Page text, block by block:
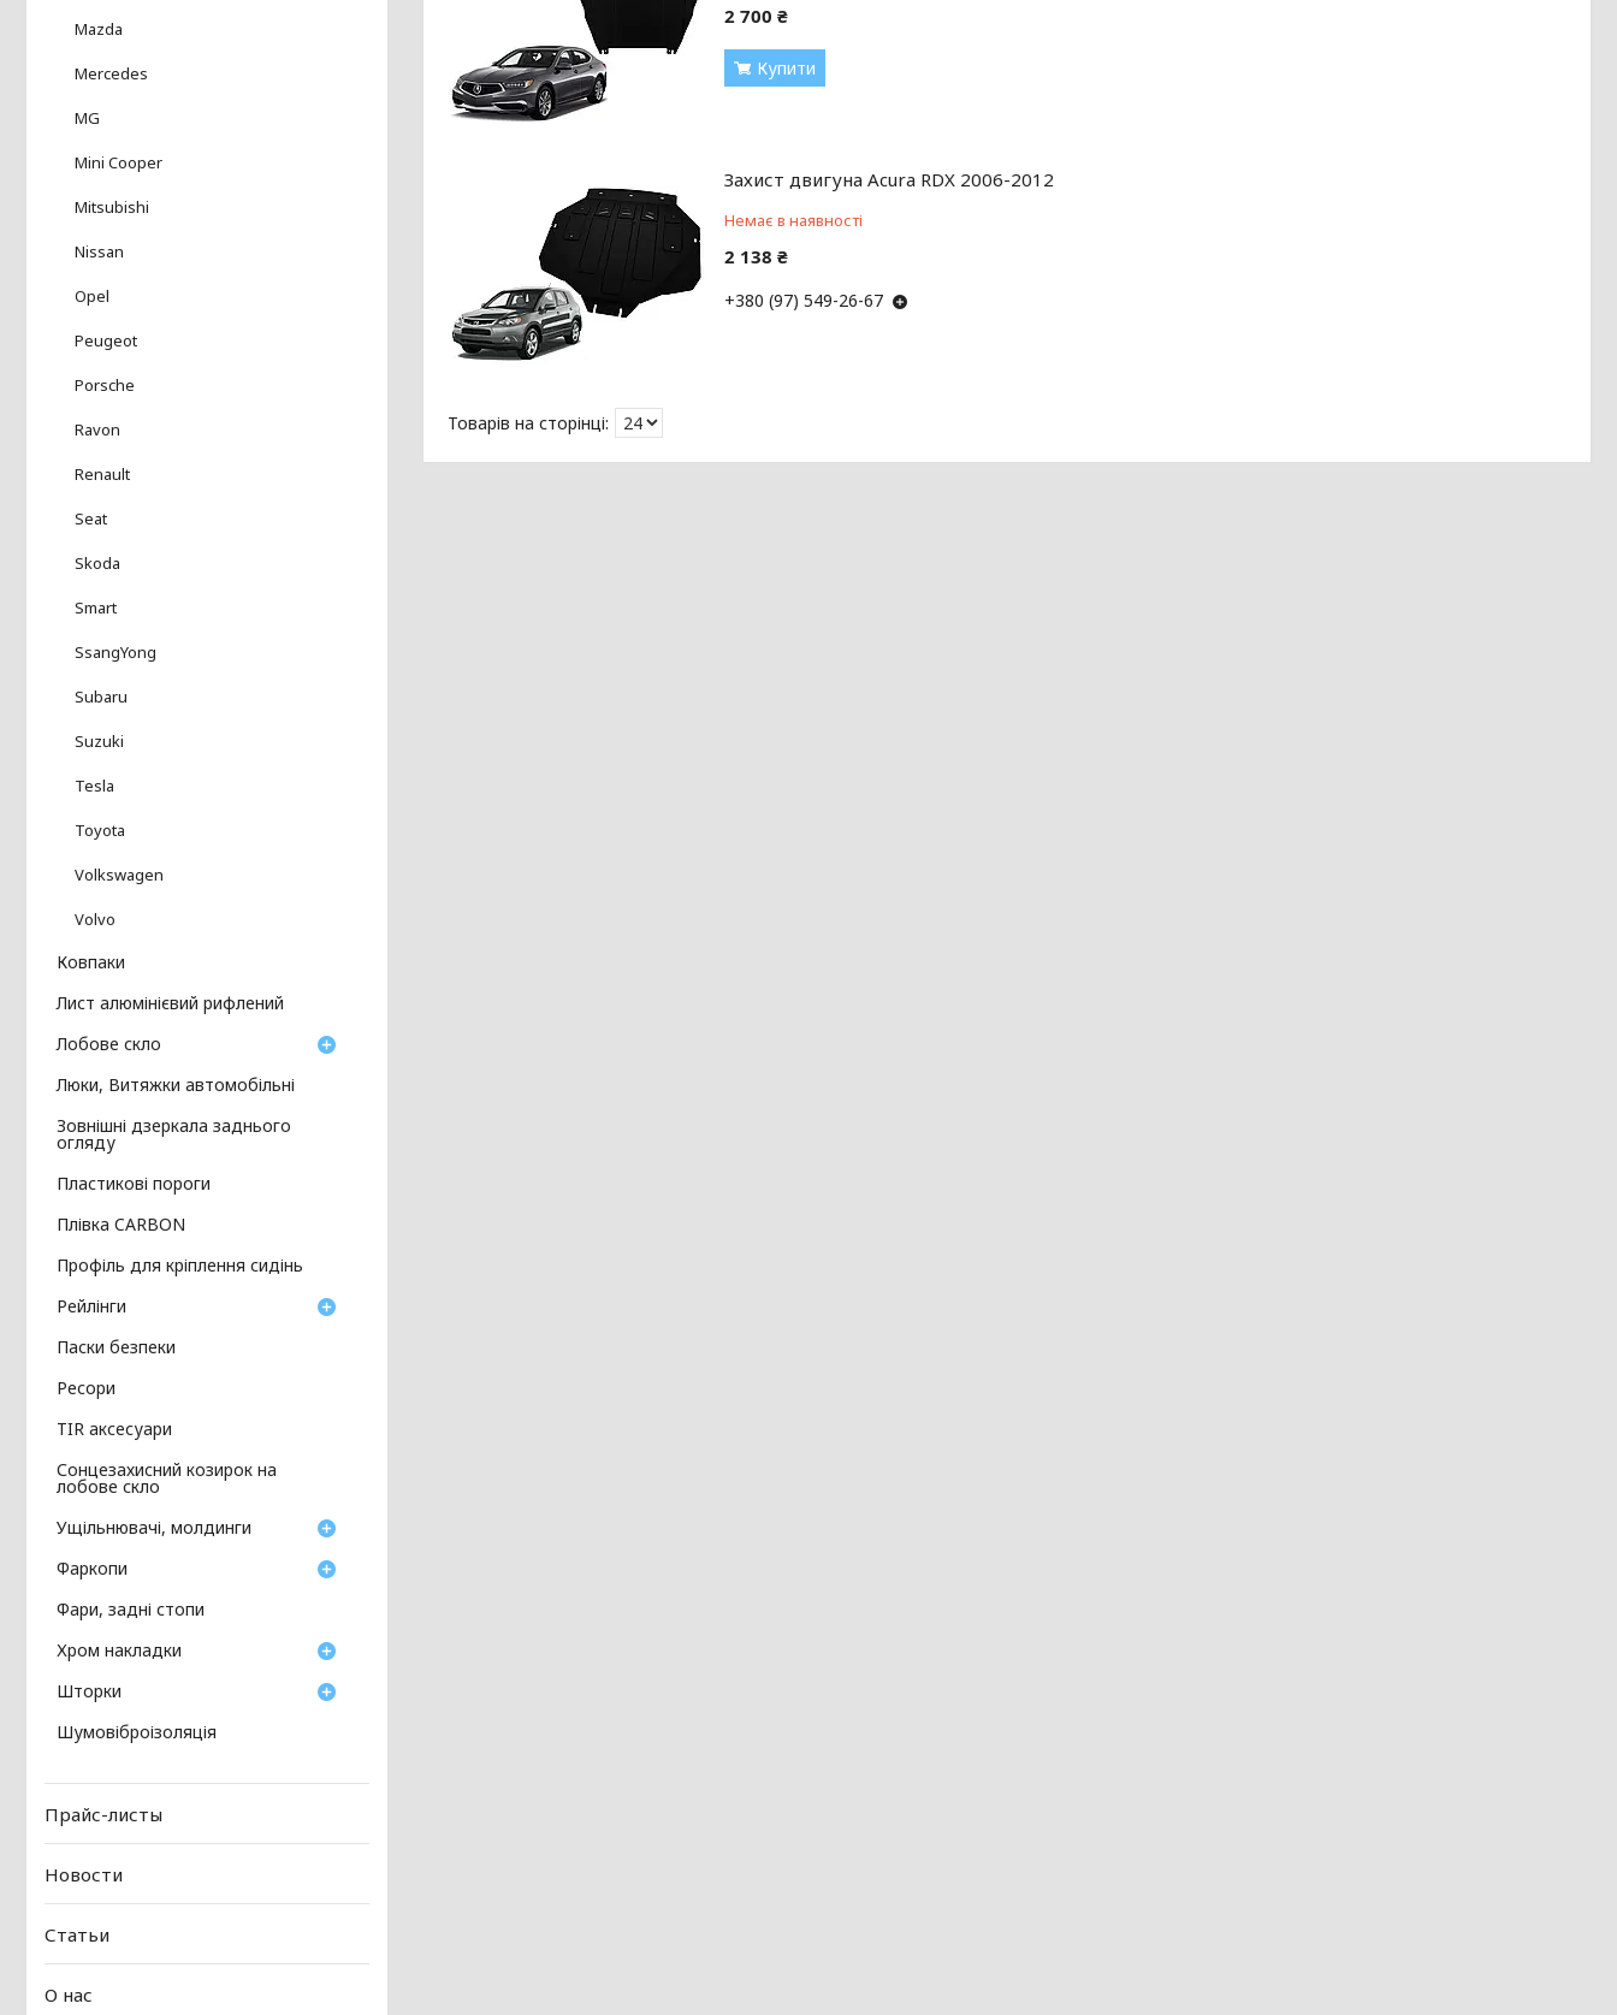
2 700 ₴
Купити
Захист двигуна Acura RDX 2006-2012
Немає в наявності
2 138 ₴
+380 (97) 549-26-67
Mazda
Mercedes
MG
Mini Cooper
Mitsubishi
Nissan
Opel
Peugeot
Porsche
Ravon
Renault
Seat
Skoda
Smart
SsangYong
Subaru
Suzuki
Tesla
Toyota
Volkswagen
Volvo
Ковпаки
Лист алюмінієвий рифлений
Лобове скло
Люки, Витяжки автомобільні
Зовнішні дзеркала заднього
огляду
Пластикові пороги
Плівка CARBON
Профіль для кріплення сидінь
Рейлінги
Паски безпеки
Ресори
TIR аксесуари
Сонцезахисний козирок на
лобове скло
Ущільнювачі, молдинги
Фаркопи
Фари, задні стопи
Хром накладки
Шторки
Шумовіброізоляція
Прайс-листы
Новости
Статьи
О нас